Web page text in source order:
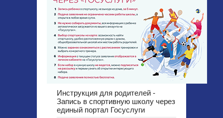
Инструкция для родителей -
Запись в спортивную школу через
единый портал Госуслуги